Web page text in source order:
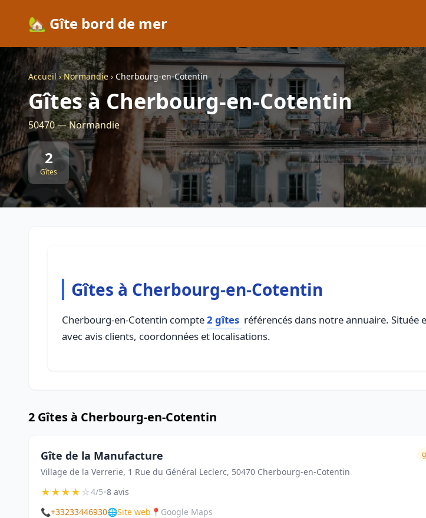
🏡 Gîte bord de mer
Accueil›Normandie › Cherbourg-en-Cotentin
Gîtes à Cherbourg-en-Cotentin
50470 — Normandie
2
Gîtes
Gîtes à Cherbourg-en-Cotentin
Cherbourg-en-Cotentin compte2 gîtes référencés dans notre annuaire.
avec avis clients, coordonnées et localisations.
2 Gîtes à Cherbourg-en-Cotentin
Gîte de la Manufacture
Village de la Verrerie, 1 Rue du Général Leclerc, 50470 Cherbourg-en-Cotentin
★★★★☆4/5•8 avis
📞+33233446930🌐Site web 📍 Google Maps